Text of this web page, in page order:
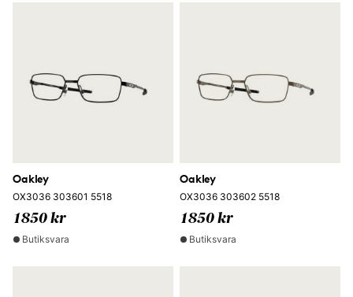
Oakley
OX3036 303601 5518
1850 kr
Butiksvara
Oakley
OX3036 303602 5518
1850 kr
Butiksvara